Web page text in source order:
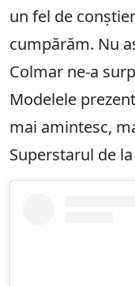
un fel de
cumpărăm. Nu
Colmar ne-a
Modelele
mai amintesc,
Superstarul de